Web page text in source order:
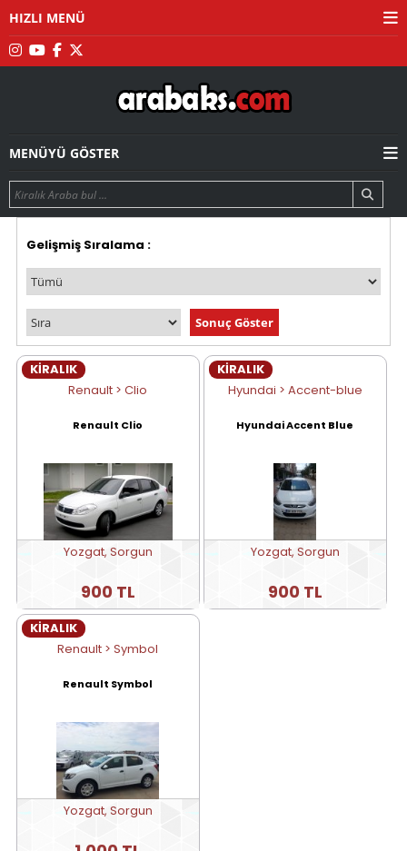
HIZLI MENÜ
MENÜYÜ GÖSTER
Gelişmiş Sıralama :
KİRALIK
Renault > Clio
Renault Clio
Yozgat, Sorgun
900 TL
KİRALIK
Hyundai > Accent-blue
Hyundai Accent Blue
Yozgat, Sorgun
900 TL
KİRALIK
Renault > Symbol
Renault Symbol
Yozgat, Sorgun